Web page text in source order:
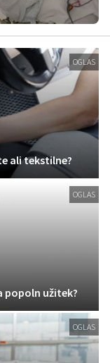
OGLAS
ali tekstilne?
OGLAS
popoln užitek?
OGLAS